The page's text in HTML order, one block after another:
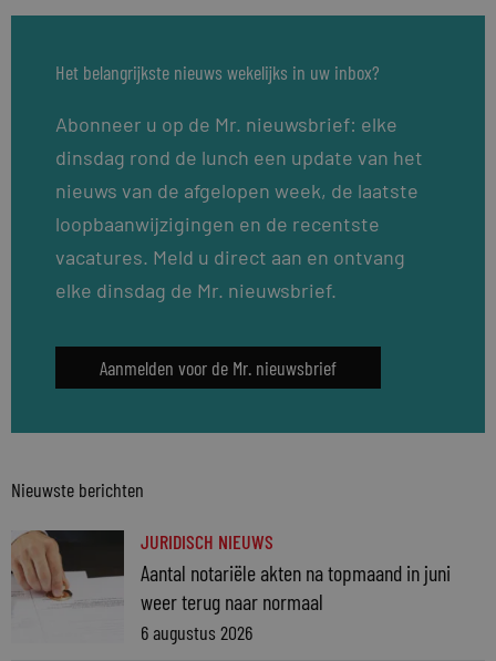
Het belangrijkste nieuws wekelijks in uw inbox?
Abonneer u op de Mr. nieuwsbrief: elke
dinsdag rond de lunch een update van het
nieuws van de afgelopen week, de laatste
loopbaanwijzigingen en de recentste
vacatures. Meld u direct aan en ontvang
elke dinsdag de Mr. nieuwsbrief.
Aanmelden voor de Mr. nieuwsbrief
Nieuwste berichten
JURIDISCH NIEUWS
Aantal notariële akten na topmaand in juni
weer terug naar normaal
6 augustus 2026